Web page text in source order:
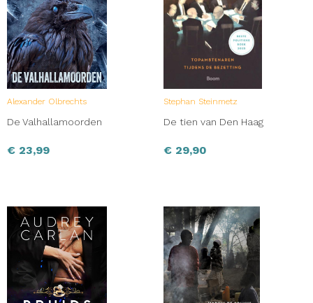
Alexander Olbrechts
De Valhallamoorden
€ 23,99
Stephan Steinmetz
De tien van Den Haag
€ 29,90